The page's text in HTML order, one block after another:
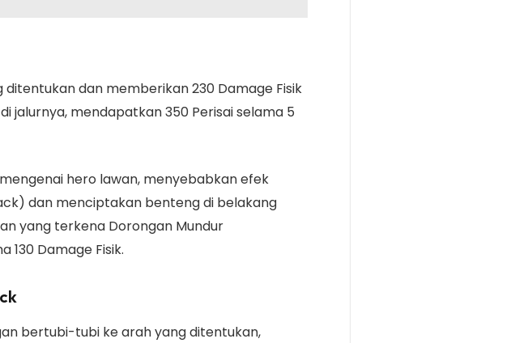
dan memberikan 230 Damage Fisik
jalurnya, mendapatkan 350 Perisai selama 5
hero lawan, menyebabkan efek
dan menciptakan benteng di belakang
yang terkena Dorongan Mundur
130 Damage Fisik.
bertubi-tubi ke arah yang ditentukan,